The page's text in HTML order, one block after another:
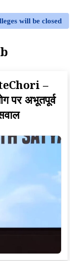
will be closed
–
पर अभूतपूर्व